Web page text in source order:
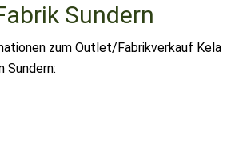
Sundern
zum Outlet/Fabrikverkauf Kela
Sundern: